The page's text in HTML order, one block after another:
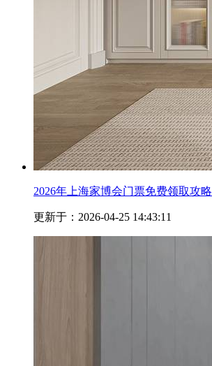
2026年上海家博会门票免费领取攻略
更新于：2026-04-25 14:43:11